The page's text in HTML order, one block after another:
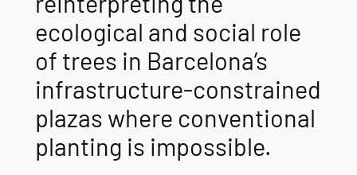
ecological and social role
of trees in Barcelona’s
infrastructure-constrained
plazas where conventional
planting is impossible.